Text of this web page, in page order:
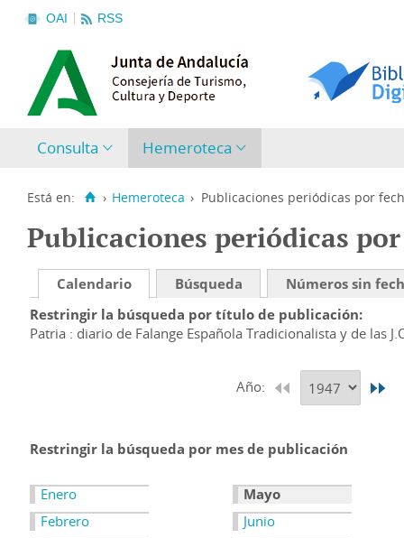
OAI RSS
Consulta Hemeroteca
Está en: › Hemeroteca › Publicaciones periódicas por
Publicaciones periódicas
Calendario Búsqueda
Números sin
Restringir la búsqueda por título de publicación
Patria : diario de Falange Española Tradicionalista y de las
Año:
Restringir la búsqueda por mes de publicación
Enero
Febrero
Mayo
Junio